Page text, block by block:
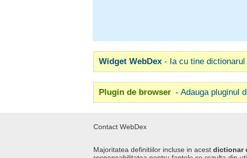
Widget WebDex - Ia cu tine
Plugin de browser - Adauga pluginul
Contact WebDex
Majoritatea definitiilor incluse in acest dictionar